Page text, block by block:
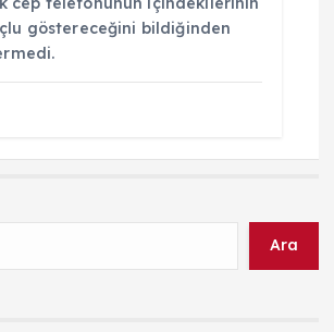
göstereceğini bildiğinden
Ara